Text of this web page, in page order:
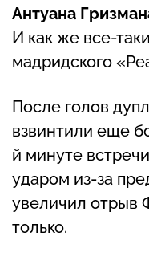
Антуана
И как же все-
мадридского
После голов
взвинтили еще
й минуте встречи
ударом из-за
увеличил отрыв
только.